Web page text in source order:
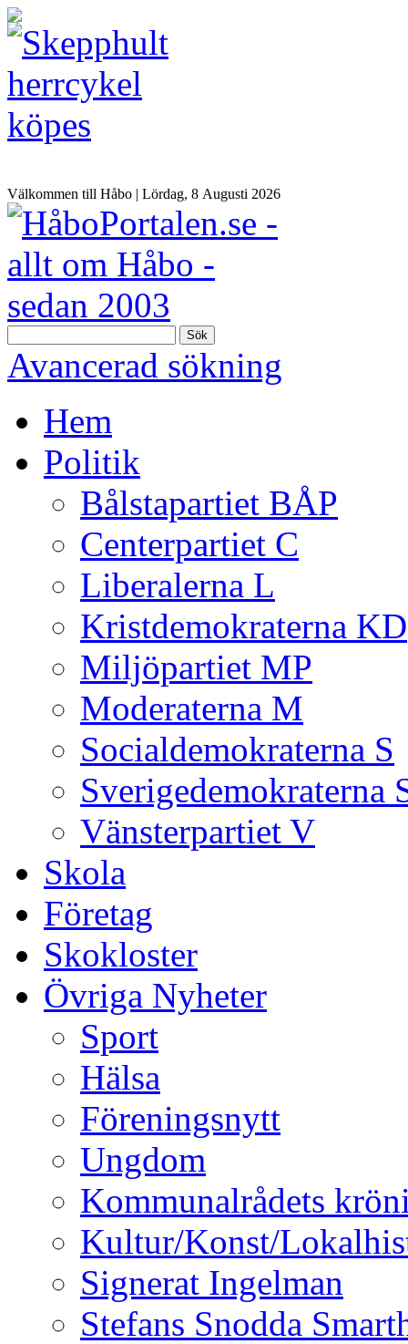
Välkommen till Håbo | Lördag, 8 Αugusti 2026
Sök
Avancerad sökning
Hem
Politik
Bålstapartiet BÅP
Centerpartiet C
Liberalerna L
Kristdemokraterna KD
Miljöpartiet MP
Moderaterna M
Socialdemokraterna S
Sverigedemokraterna
Vänsterpartiet V
Skola
Företag
Skokloster
Övriga Nyheter
Sport
Hälsa
Föreningsnytt
Ungdom
Kommunalrådets
Kultur/Konst/
Signerat Ingelman
Stefans Snodda